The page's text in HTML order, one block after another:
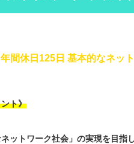
間休日125日 基本的なネッ
ト》
ネットワーク社会」の実現を目指